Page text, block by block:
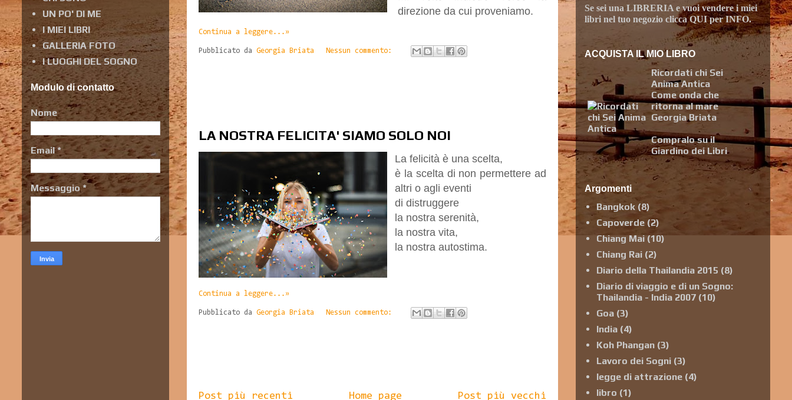
direzione da cui proveniamo.
Continua a leggere...»
Pubblicato da Georgia Briata Nessun commento:
LA NOSTRA FELICITA' SIAMO SOLO NOI
La felicità è una scelta,
è la scelta di non permettere ad
altri o agli eventi
di distruggere
la nostra serenità,
la nostra vita,
la nostra autostima.
Continua a leggere...»
Pubblicato da Georgia Briata Nessun commento:
Post più recenti Post più vecchi
Home page
UN PO' DI ME
I MIEI LIBRI
GALLERIA FOTO
I LUOGHI DEL SOGNO
Modulo di contatto
Nome
Email*
Messaggio*
Se sei una LIBRERIA e vuoivendere i miei
libri nel tuo negozio cliccaQUI per INFO.
ACQUISTA IL MIO LIBRO
Ricordati chi Sei
Anima Antica
Come onda che
ritorna al mare
Georgia Briata
Compralo su il
Giardino dei Libri
Argomenti
Bangkok (8)
Capoverde (2)
Chiang Mai (10)
Chiang Rai (2)
Diario della Thailandia 2015 (8)
Diario di viaggio e di un Sogno:
Thailandia - India 2007 (10)
Goa (3)
India (4)
Koh Phangan (3)
Lavoro dei Sogni (3)
legge di attrazione (4)
libro (1)